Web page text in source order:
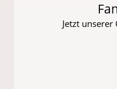
Jetzt